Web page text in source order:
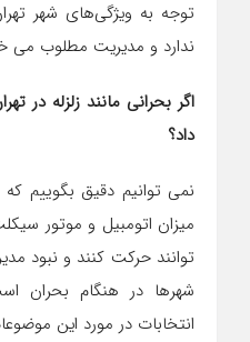
توجه به ویژگی‌های شهر
ندارد و مدیریت مطلوب می
اگر بحرانی مانند زلزله در
داد؟
نمی توانیم دقیق بگوییم
میزان اتومبیل و موتور
توانند حرکت کنند و نبود
شهرها در هنگام بحران
انتخابات در مورد این